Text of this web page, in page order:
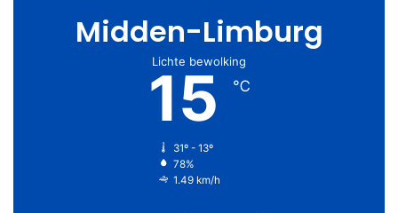
Midden-Limburg
Lichte bewolking
15 ℃
31º - 13º
78%
1.49 km/h